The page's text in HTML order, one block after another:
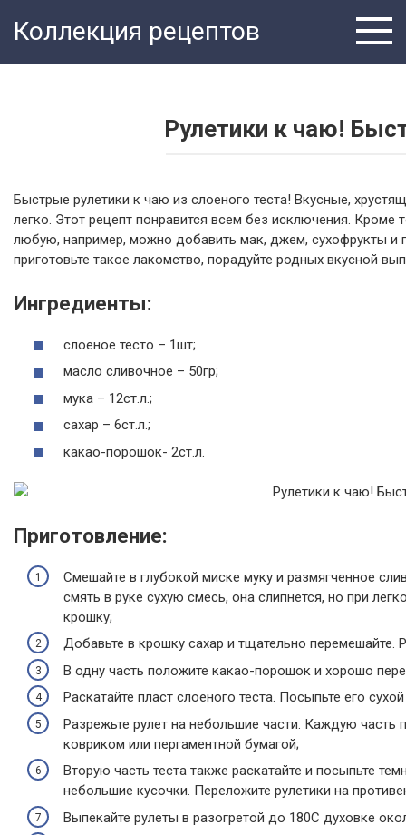
Коллекция рецептов
Рулетики к чаю!
Быстрые рулетики к чаю из слоеного теста! Вкусные,
легко. Этот рецепт понравится всем без исключения.
любую, например, можно добавить мак, джем, сухофрукты и
приготовьте такое лакомство, порадуйте родных вкусной
Ингредиенты:
слоеное тесто – 1шт;
масло сливочное – 50гр;
мука – 12ст.л.;
сахар – 6ст.л.;
какао-порошок- 2ст.л.
Приготовление:
Смешайте в глубокой миске муку и размягченное
смять в руке сухую смесь, она слипнется, но при
крошку;
Добавьте в крошку сахар и тщательно перемешайте.
В одну часть положите какао-порошок и хорошо
Раскатайте пласт слоеного теста. Посыпьте его
Разрежьте рулет на небольшие части. Каждую часть
ковриком или пергаментной бумагой;
Вторую часть теста также раскатайте и посыпьте
небольшие кусочки. Переложите рулетики на
Выпекайте рулеты в разогретой до 180С духовке